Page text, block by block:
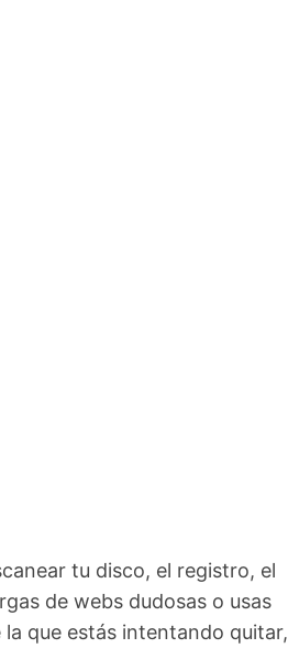
tu disco, el registro, el
de webs dudosas o usas
que estás intentando quitar,